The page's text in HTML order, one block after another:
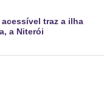
traz a ilha
a Niterói